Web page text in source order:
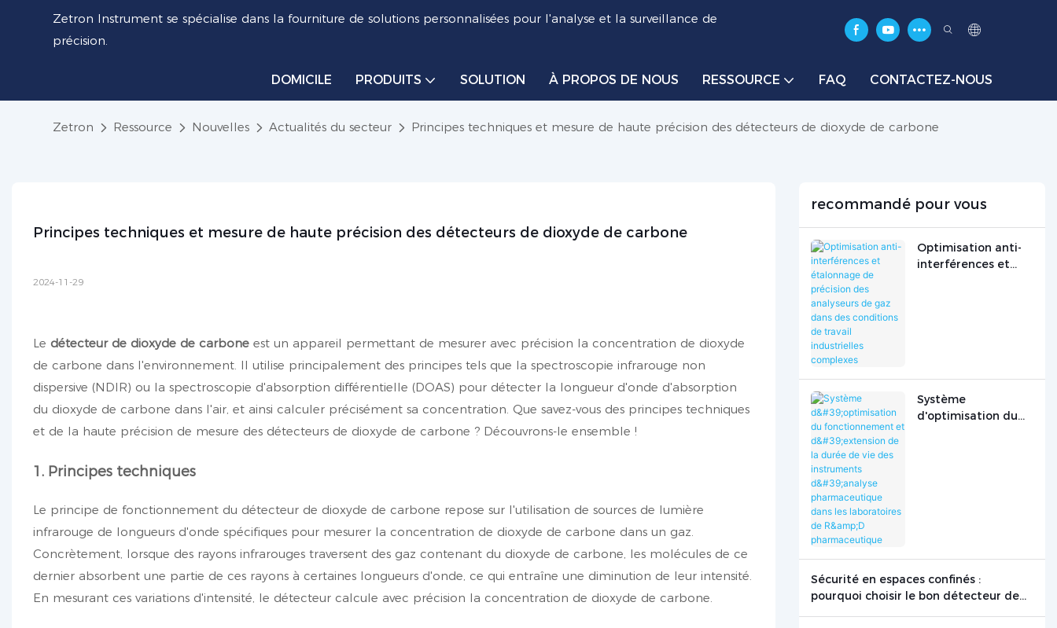
Zetron Instrument se spécialise dans la fourniture de solutions personnalisées pour l'analyse et la surveillance de
précision.
DOMICILE PRODUITS SOLUTION À PROPOS DE NOUS RESSOURCE FAQ CONTACTEZ-NOUS
Zetron Ressource Nouvelles Actualités du secteur Principes techniques et mesure de haute précision des détecteurs de dioxyde de carbone
Principes techniques et mesure de haute précision des détecteurs de dioxyde de carbone
2024-11-29
Le détecteur de dioxyde de carboneest un appareil permettant de mesurer avec précision la concentration de dioxyde
de carbone dans l'environnement. Il utilise principalement des principes tels que la spectroscopie infrarouge non
dispersive (NDIR) ou la spectroscopie d'absorption différentielle (DOAS) pour détecter la longueur d'onde d'absorption
du dioxyde de carbone dans l'air, et ainsi calculer précisément sa concentration. Que savez-vous des principes techniques
et de la haute précision de mesure des détecteurs de dioxyde de carbone ? Découvrons-le ensemble !
1. Principes techniques
Le principe de fonctionnement du détecteur de dioxyde de carbone repose sur l'utilisation de sources de lumière
infrarouge de longueurs d'onde spécifiques pour mesurer la concentration de dioxyde de carbone dans un gaz.
Concrètement, lorsque des rayons infrarouges traversent des gaz contenant du dioxyde de carbone, les molécules de ce
dernier absorbent une partie de ces rayons à certaines longueurs d'onde, ce qui entraîne une diminution de leur intensité.
En mesurant ces variations d'intensité, le détecteur calcule avec précision la concentration de dioxyde de carbone.
recommandé pour vous
Optimisation anti-
interférences et
complexes
Système
d'optimisation du
pharmaceutique
Sécurité en espaces confinés :
pourquoi choisir le bon détecteur de